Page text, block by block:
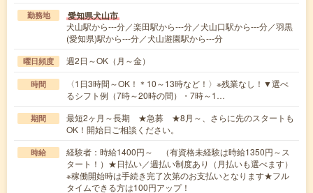
勤務地 愛知県犬山市
犬山駅から---分／楽田駅から---分／犬山口駅から---分／羽黒
(愛知県)駅から---分／犬山遊園駅から---分
曜日頻度 週2日～OK（月～金）
時間
〈1日3時間～OK！＊10～13時など！〉※残業なし！▼選べ
るシフト例（7時～20時の間）・7時～1…
期間
最短2ヶ月～長期 ★急募 ★8月～、さらに先のスタートも
OK！開始日ご相談ください。
時給
経験者：時給1400円～ （有資格未経験は時給1350円～ス
タート！）★日払い／週払い制度あり（月払いも選べます）
※稼働開始時は手続き完了次第のお支払いとなります★フル
タイムできる方は100円アップ！